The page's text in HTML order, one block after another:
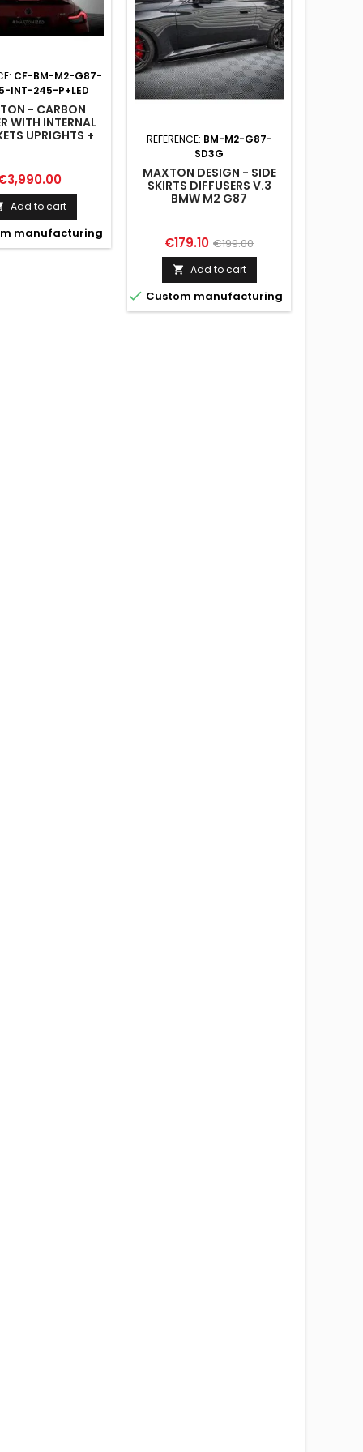
CF-BM-M2-G87-
INT-245-P+LED
- CARBON
WITH INTERNAL
UPRIGHTS +
Add to cart
manufacturing
REFERENCE: BM-M2-G87-
SD3G
MAXTON DESIGN - SIDE
SKIRTS DIFFUSERS V.3
BMW M2 G87
Price
€179.10 Regular
price
€199.00
 Add to cart
 Custom manufacturing